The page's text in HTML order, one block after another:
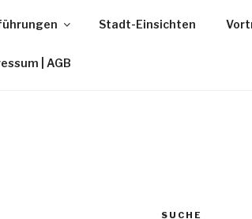
Stadt-Einsichten
| AGB
SUCHE